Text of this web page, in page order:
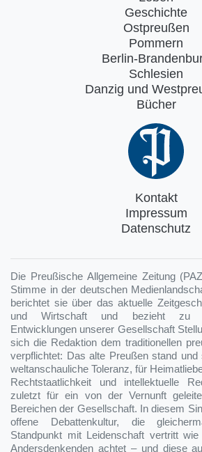
Geschichte
Ostpreußen
Pommern
Berlin-
Schlesien
Danzig und
Bücher
Kontakt
Impressum
Datenschutz
Die Preußische Allgemeine Zeitung
Stimme in der deutschen
berichtet sie über das aktuelle
und Wirtschaft und bezieht zu
Entwicklungen unserer Gesellschaft
sich die Redaktion dem traditionellen
verpflichtet: Das alte Preußen stand und
weltanschauliche Toleranz, für
Rechtstaatlichkeit und intellektuelle
zuletzt für ein von der Vernunft
Bereichen der Gesellschaft. In diesem
offene Debattenkultur, die
Standpunkt mit Leidenschaft vertritt
Andersdenkenden achtet – und diese